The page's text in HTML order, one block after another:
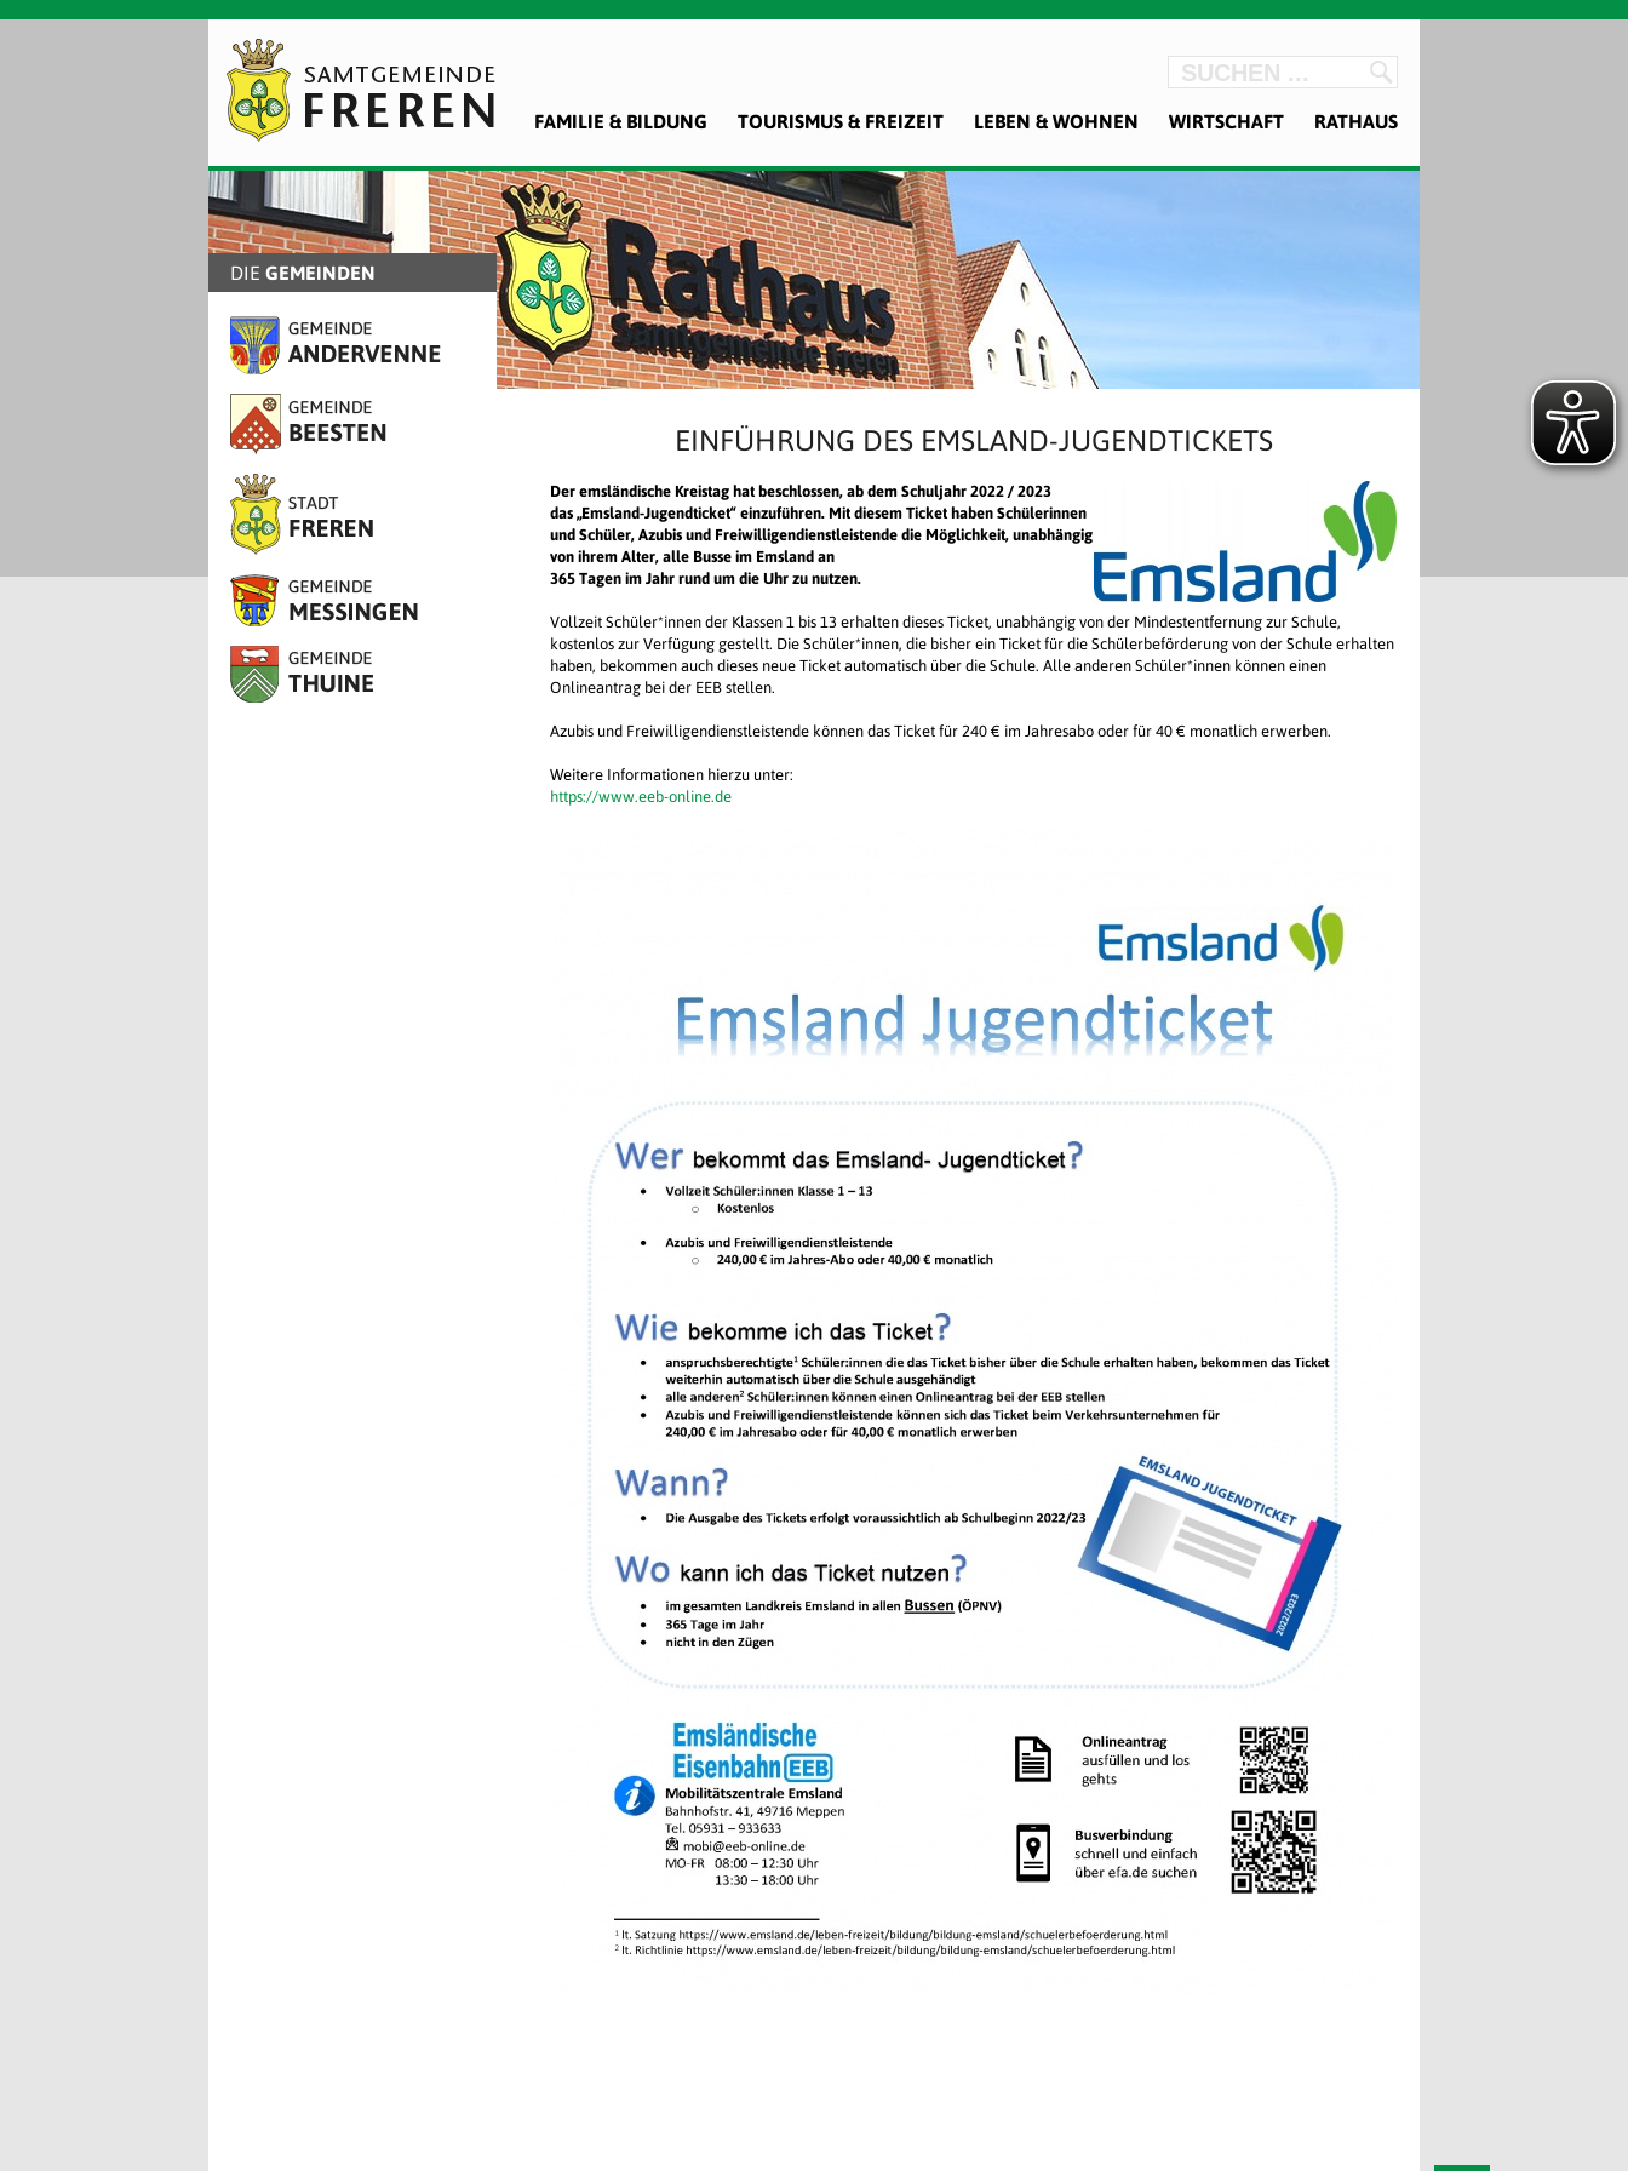
FAMILIE & BILDUNG TOURISMUS & FREIZEIT LEBEN & WOHNEN WIRTSCHAFT RATHAUS
DIE GEMEINDEN
EINFÜHRUNG DES EMSLAND-JUGENDTICKETS
Der emsländische Kreistag hat beschlossen, ab dem Schuljahr 2022 / 2023
das „Emsland-Jugendticket“ einzuführen. Mit diesem Ticket haben Schülerinnen
und Schüler, Azubis und Freiwilligendienstleistende die Möglichkeit, unabhängig
von ihrem Alter, alle Busse im Emsland an
365 Tagen im Jahr rund um die Uhr zu nutzen.
Vollzeit Schüler*innen der Klassen 1 bis 13 erhalten dieses Ticket, unabhängig von der Mindestentfernung zur Schule,
kostenlos zur Verfügung gestellt. Die Schüler*innen, die bisher ein Ticket für die Schülerbeförderung von der Schule erhalten
haben, bekommen auch dieses neue Ticket automatisch über die Schule. Alle anderen Schüler*innen können einen
Onlineantrag bei der EEB stellen.
Azubis und Freiwilligendienstleistende können das Ticket für 240 € im Jahresabo oder für 40 € monatlich erwerben.
Weitere Informationen hierzu unter:
https://www.eeb-online.de